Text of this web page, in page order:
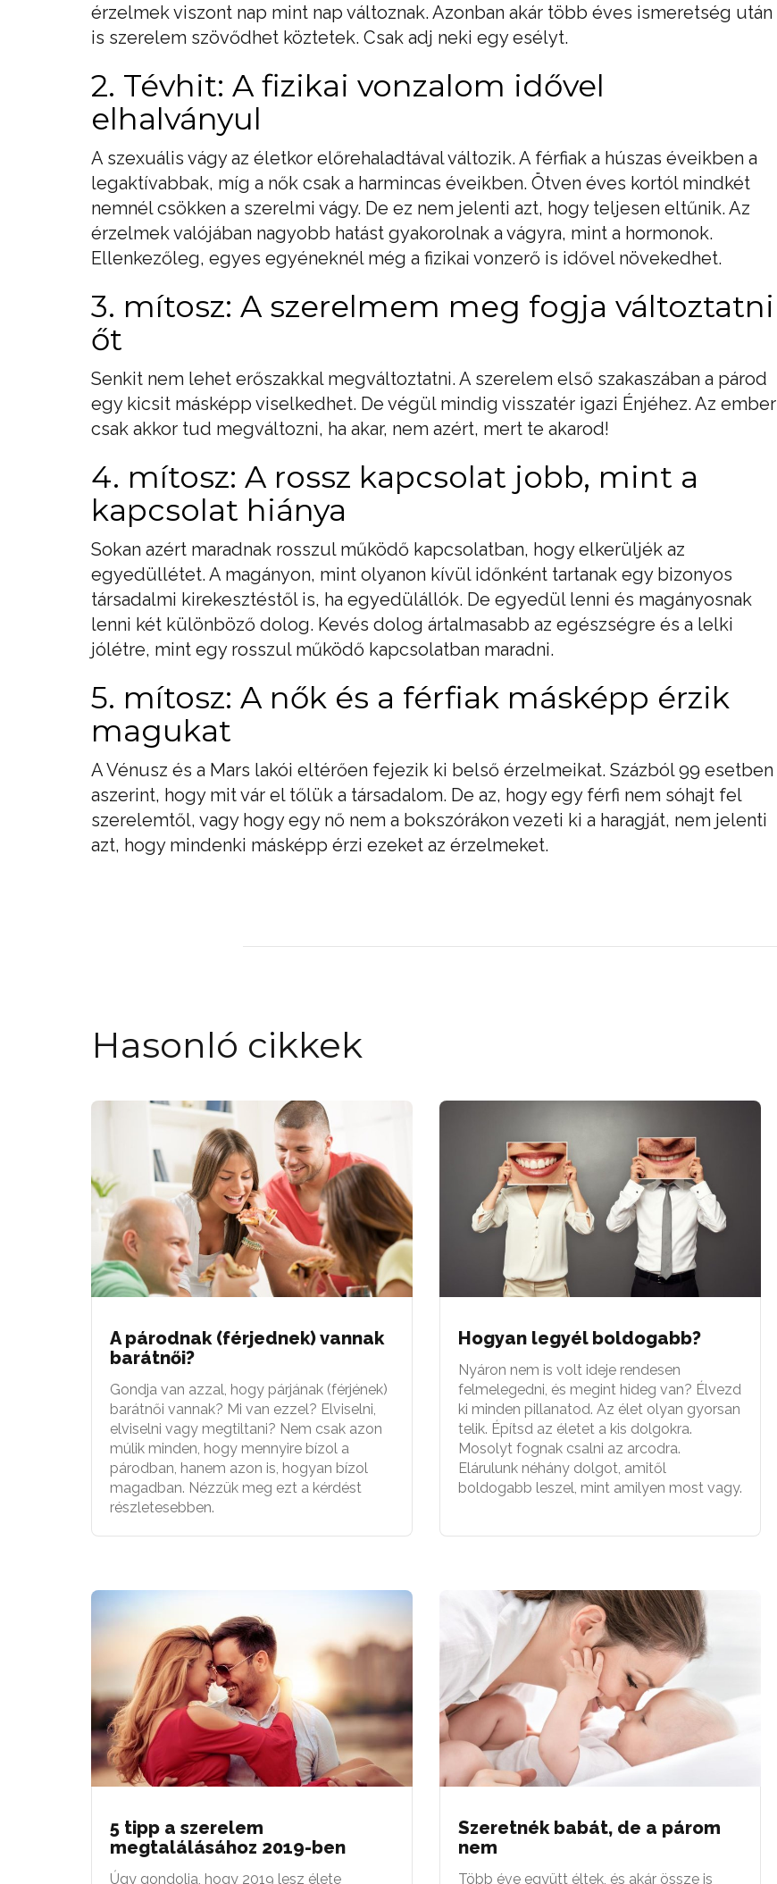
érzelmek viszont nap mint nap változnak. Azonban akár több éves ismeretség után
is szerelem szövődhet köztetek. Csak adj neki egy esélyt.
2. Tévhit: A fizikai vonzalom idővel
elhalványul
A szexuális vágy az életkor előrehaladtával változik. A férfiak a húszas éveikben a
legaktívabbak, míg a nők csak a harmincas éveikben. Ötven éves kortól mindkét
nemnél csökken a szerelmi vágy. De ez nem jelenti azt, hogy teljesen eltűnik. Az
érzelmek valójában nagyobb hatást gyakorolnak a vágyra, mint a hormonok.
Ellenkezőleg, egyes egyéneknél még a fizikai vonzerő is idővel növekedhet.
3. mítosz: A szerelmem meg fogja változtatni
őt
Senkit nem lehet erőszakkal megváltoztatni. A szerelem első szakaszában a párod
egy kicsit másképp viselkedhet. De végül mindig visszatér igazi Énjéhez. Az ember
csak akkor tud megváltozni, ha akar, nem azért, mert te akarod!
4. mítosz: A rossz kapcsolat jobb, mint a
kapcsolat hiánya
Sokan azért maradnak rosszul működő kapcsolatban, hogy elkerüljék az
egyedüllétet. A magányon, mint olyanon kívül időnként tartanak egy bizonyos
társadalmi kirekesztéstől is, ha egyedülállók. De egyedül lenni és magányosnak
lenni két különböző dolog. Kevés dolog ártalmasabb az egészségre és a lelki
jólétre, mint egy rosszul működő kapcsolatban maradni.
5. mítosz: A nők és a férfiak másképp érzik
magukat
A Vénusz és a Mars lakói eltérően fejezik ki belső érzelmeikat. Százból 99 esetben
aszerint, hogy mit vár el tőlük a társadalom. De az, hogy egy férfi nem sóhajt fel
szerelemtől, vagy hogy egy nő nem a bokszórákon vezeti ki a haragját, nem jelenti
azt, hogy mindenki másképp érzi ezeket az érzelmeket.
Hasonló cikkek
A párodnak (férjednek) vannak
barátnői?
Gondja van azzal, hogy párjának (férjének)
barátnői vannak? Mi van ezzel? Elviselni,
elviselni vagy megtiltani? Nem csak azon
múlik minden, hogy mennyire bízol a
párodban, hanem azon is, hogyan bízol
magadban. Nézzük meg ezt a kérdést
részletesebben.
Hogyan legyél boldogabb?
Nyáron nem is volt ideje rendesen
felmelegedni, és megint hideg van? Élvezd
ki minden pillanatod. Az élet olyan gyorsan
telik. Építsd az életet a kis dolgokra.
Mosolyt fognak csalni az arcodra.
Elárulunk néhány dolgot, amitől
boldogabb leszel, mint amilyen most vagy.
5 tipp a szerelem
megtalálásához 2019-ben
Úgy gondolja, hogy 2019 lesz élete
Szeretnék babát, de a párom
nem
Több éve együtt éltek, és akár össze is